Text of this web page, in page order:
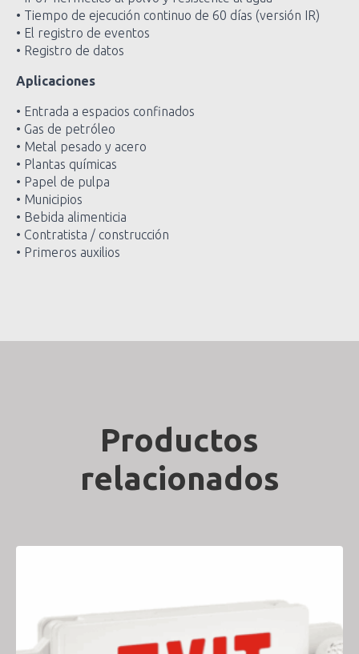
• Tiempo de ejecución continuo de 60 días (versión IR)
• El registro de eventos
• Registro de datos
Aplicaciones
• Entrada a espacios confinados
• Gas de petróleo
• Metal pesado y acero
• Plantas químicas
• Papel de pulpa
• Municipios
• Bebida alimenticia
• Contratista / construcción
• Primeros auxilios
Productos
relacionados